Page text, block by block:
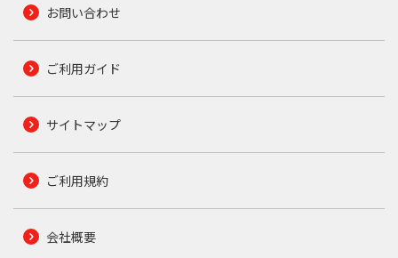
お問い合わせ
ご利用ガイド
サイトマップ
ご利用規約
会社概要